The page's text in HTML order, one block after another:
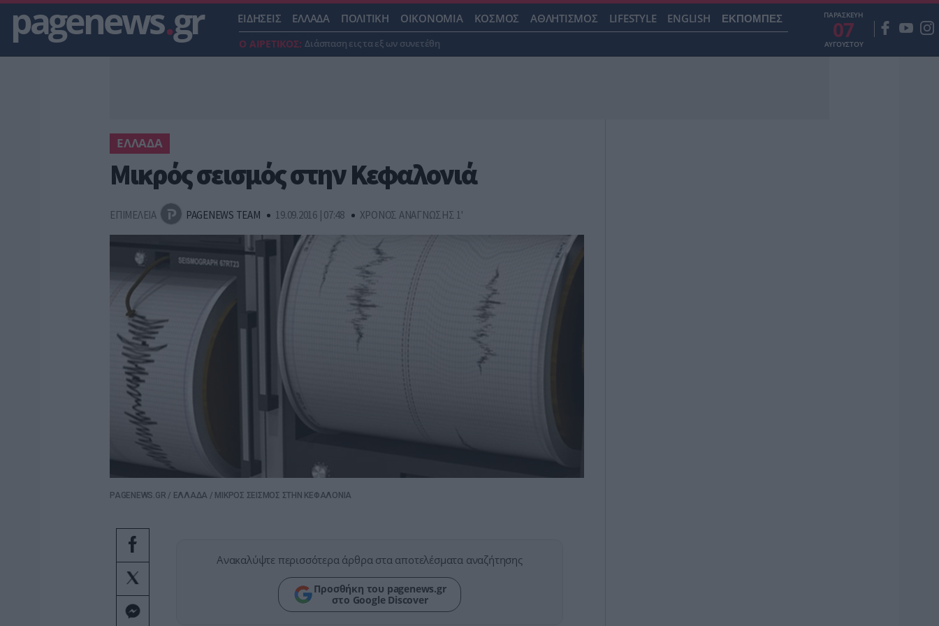
pagenews.gr ΕΙΔΗΣΕΙΣ ΕΛΛΑΔΑ ΠΟΛΙΤΙΚΗ ΟΙΚΟΝΟΜΙΑ ΚΟΣΜΟΣ ΑΘΛΗΤΙΣΜΟΣ LIFESTYLE ENGLISH ΕΚΠΟΜΠΕΣ
Ο ΑΙΡΕΤΙΚΟΣ: Διάσπαση εις τα εξ ων συνετέθη
ΠΑΡΑΣΚΕΥΗ
07
ΑΥΓΟΥΣΤΟΥ
ΕΛΛΑΔΑ
Μικρός σεισμός στην Κεφαλονιά
ΕΠΙΜΕΛΕΙΑ PAGENEWS TEAM 19.09.2016 | 07:48 ΧΡΟΝΟΣ ΑΝΑΓΝΩΣΗΣ 1'
PAGENEWS.GR / ΕΛΛΑΔΑ / ΜΙΚΡΟΣ ΣΕΙΣΜΟΣ ΣΤΗΝ ΚΕΦΑΛΟΝΙΑ
Ανακαλύψτε περισσότερα άρθρα στα αποτελέσματα αναζήτησης
Προσθήκη του pagenews.gr
στο Google Discover